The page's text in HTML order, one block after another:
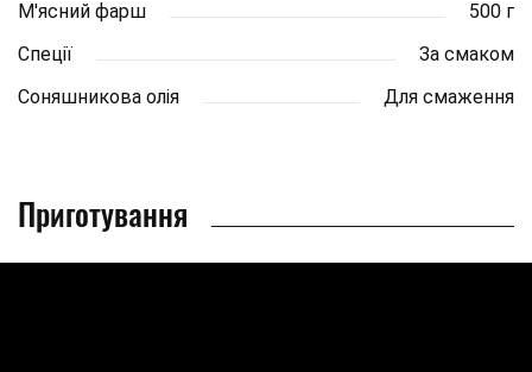
М'ясний фарш
500 г
Спеції
За смаком
Соняшникова олія
Для смаження
Приготування